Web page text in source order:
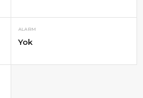
ALARM
Yok